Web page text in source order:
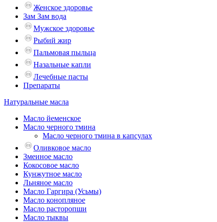
Женское здоровье
Зам Зам вода
Мужское здоровье
Рыбий жир
Пальмовая пыльца
Назальные капли
Лечебные пасты
Препараты
Натуральные масла
Масло йеменское
Масло черного тмина
Масло черного тмина в капсулах
Оливковое масло
Змеиное масло
Кокосовое масло
Кунжутное масло
Льняное масло
Масло Гаргира (Усьмы)
Масло конопляное
Масло расторопши
Масло тыквы